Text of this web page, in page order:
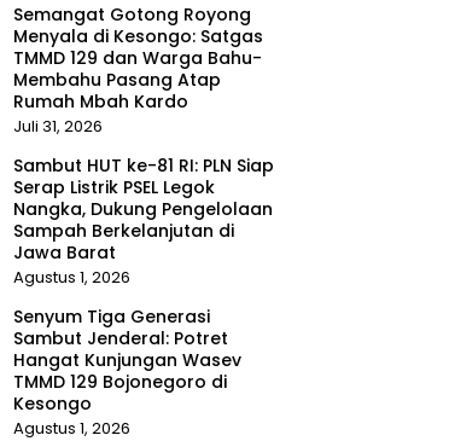
Semangat Gotong Royong
Menyala di Kesongo: Satgas
TMMD 129 dan Warga Bahu-
Membahu Pasang Atap
Rumah Mbah Kardo
Juli 31, 2026
Sambut HUT ke-81 RI: PLN Siap
Serap Listrik PSEL Legok
Nangka, Dukung Pengelolaan
Sampah Berkelanjutan di
Jawa Barat
Agustus 1, 2026
Senyum Tiga Generasi
Sambut Jenderal: Potret
Hangat Kunjungan Wasev
TMMD 129 Bojonegoro di
Kesongo
Agustus 1, 2026